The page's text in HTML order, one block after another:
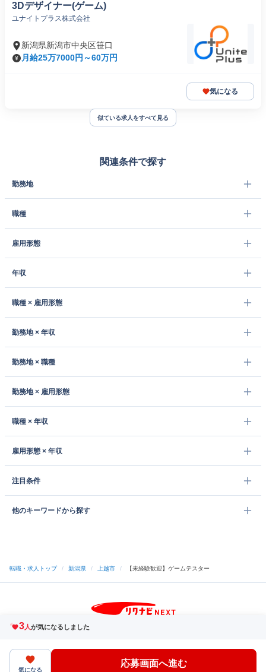
3Dデザイナー(ゲーム)
ユナイトプラス株式会社
新潟県新潟市中央区笹口
月給25万7000円～60万円
気になる
似ている求人をすべて見る
関連条件で探す
勤務地
職種
雇用形態
年収
職種 × 雇用形態
勤務地 × 年収
勤務地 × 職種
勤務地 × 雇用形態
職種 × 年収
雇用形態 × 年収
注目条件
他のキーワードから探す
3人が気になるしました
転職・求人トップ / 新潟県 / 上越市 / 【未経験歓迎】ゲームテスター
気になる
応募画面へ進む
中途採用をご検討の企業様
ヘルプ・お問い合わせ
（C）Indeed Inc.